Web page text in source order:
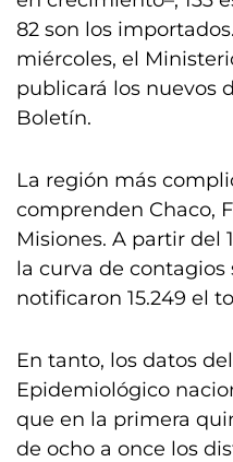
82 son los
miércoles, el
publicará los nuevos
Boletín.
La región más
comprenden Chaco,
Misiones. A partir del
la curva de contagios
notificaron 15.249 el
En tanto, los datos
Epidemiológico
que en la primera
de ocho a once los